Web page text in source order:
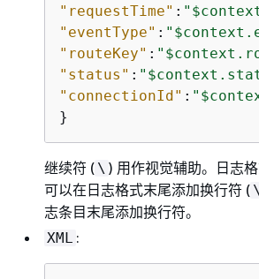
"requestTime" :
"eventType" :
"routeKey" :
"status" :
"connectionId" :
}
继续符 ( \ ) 用作视觉辅助。日志
可以在日志格式末尾添加换行符 (
志条目末尾添加换行符。
XML :